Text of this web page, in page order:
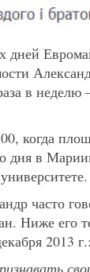
дней
в
когда
дня в
часто
Ниже его
2013 г.: